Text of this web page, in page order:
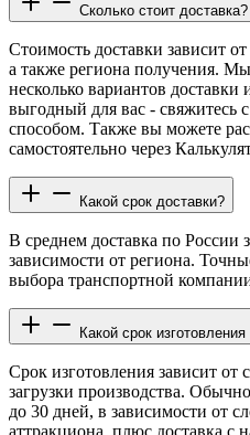
Сколько стоит доставка?
Стоимость доставки зависит
а также региона получения.
несколько вариантов доставки
выгодный для вас -
способом. Также вы можете
самостоятельно через
Какой срок доставки?
В среднем доставка по России
зависимости от региона.
выбора транспортной
Какой срок изготовления
Срок изготовления зависит от
загрузки производства.
до 30 дней, в зависимости от
аттракциона, плюс доставка с